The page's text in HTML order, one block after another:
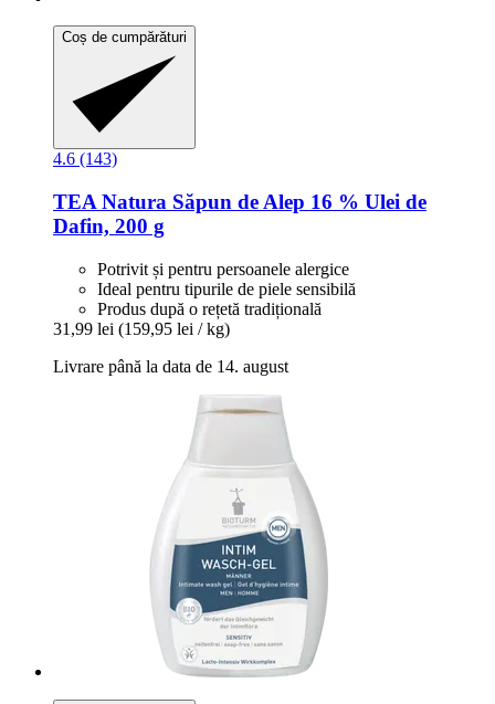
Coș de cumpărături
4.6 (143)
TEA Natura Săpun de Alep 16 % Ulei de
Dafin, 200 g
Potrivit și pentru persoanele alergice
Ideal pentru tipurile de piele sensibilă
Produs după o rețetă tradițională
31,99 lei (159,95 lei / kg)
Livrare până la data de 14. august